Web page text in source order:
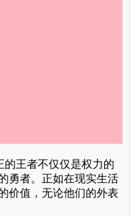
的王者不仅仅是权力的
勇者。正如在现实生活
价值，无论他们的外表